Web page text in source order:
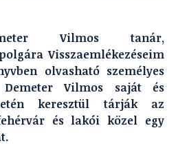
Vilmos tanár,
Visszaemlékezéseim
olvasható személyes
Vilmos saját és
keresztül tárják az
és lakói közel egy